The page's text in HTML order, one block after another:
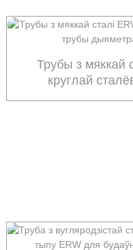
Трубы з мяккай
круглай